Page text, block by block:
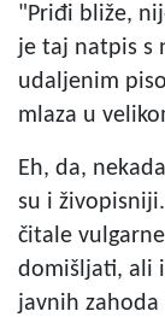
"Priđi bliže,
je taj natpis s
udaljenim
mlaza u
Eh, da,
su i
čitale
domišljati, ali i
javnih zahoda